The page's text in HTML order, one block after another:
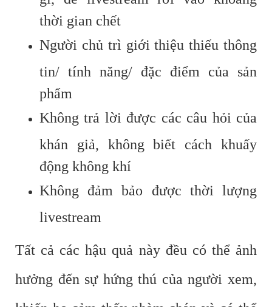
thời gian chết
Người chủ trì giới thiệu thiếu thông
tin/ tính năng/ đặc điểm của sản
phẩm
Không trả lời được các câu hỏi của
khán giả, không biết cách khuấy
động không khí
Không đảm bảo được thời lượng
livestream
Tất cả các hậu quả này đều có thể ảnh
hưởng đến sự hứng thú của người xem,